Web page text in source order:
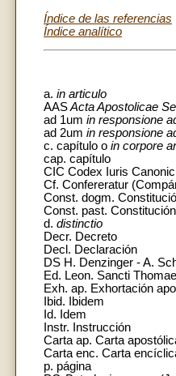
Índice de las referencias
Índice analítico
a. in articulo
AASActa Apostolicae
ad 1um in responsione
ad 2um in responsione
c. capítulo o in corpore
cap. capítulo
CIC Codex Iuris
Cf. Confereratur
Const. dogm.
Const. past.
d. distinctio
Decr. Decreto
Decl. Declaración
DS H. Denzinger - A.
Ed. Leon. Sancti
Exh. ap. Exhortación
Ibid. Ibidem
Id. Idem
Instr. Instrucción
Carta ap. Carta
Carta enc. Carta
p. página